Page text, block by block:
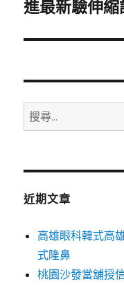
一
文
進最新驗伸縮
搜
尋
鍵
近期文章
高雄眼科韓式高
式隆鼻
桃園沙發當舖授